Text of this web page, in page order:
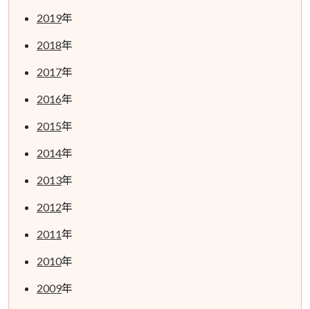
2019年
2018年
2017年
2016年
2015年
2014年
2013年
2012年
2011年
2010年
2009年